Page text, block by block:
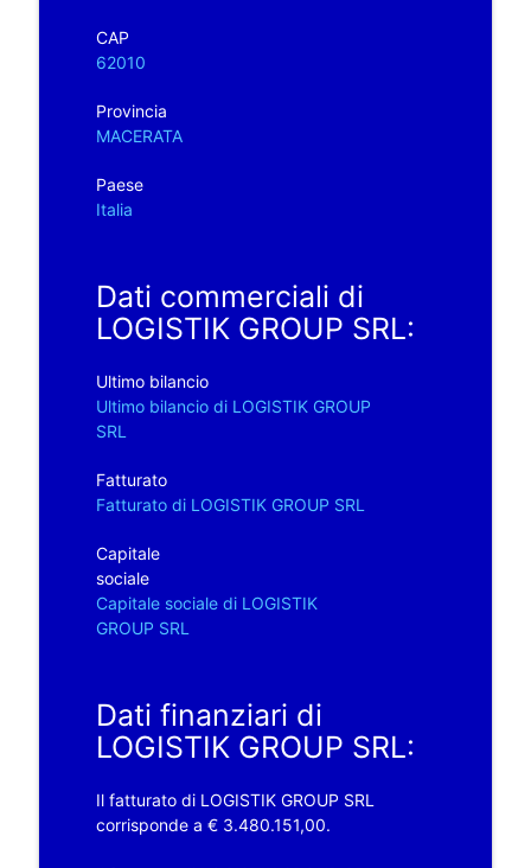
CAP
62010
Provincia
MACERATA
Paese
Italia
Dati commerciali di
LOGISTIK GROUP SRL:
Ultimo bilancio
Ultimo bilancio di LOGISTIK GROUP
SRL
Fatturato
Fatturato di LOGISTIK GROUP SRL
Capitale
sociale
Capitale sociale di LOGISTIK
GROUP SRL
Dati finanziari di
LOGISTIK GROUP SRL:
Il fatturato di LOGISTIK GROUP SRL
corrisponde a € 3.480.151,00.